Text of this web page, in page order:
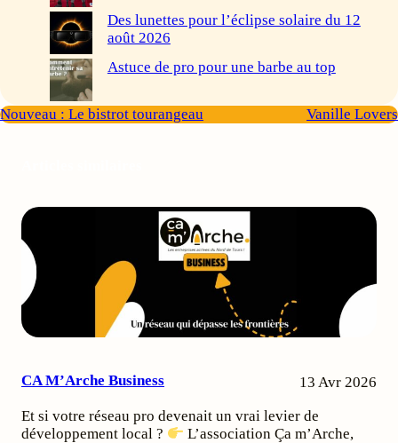
Des lunettes pour l’éclipse solaire du 12
août 2026
Astuce de pro pour une barbe au top
Nouveau : Le bistrot tourangeau Vanille Lovers
CA M’Arche Business 13 Avr 2026
Et si votre réseau pro devenait un vrai levier de
développement local ?
L’association Ça m’Arche,